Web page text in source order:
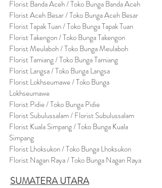
Florist Banda Aceh / Toko Bunga Banda Aceh
Florist Aceh Besar / Toko Bunga Aceh Besar
Florist Tapak Tuan / Toko Bunga Tapak Tuan
Florist Takengon / Toko Bunga Takengon
Florist Meulaboh / Toko Bunga Meulaboh
Florist Tamiang / Toko Bunga Tamiang
Florist Langsa / Toko Bunga Langsa
Florist Lokhseumawe / Toko Bunga
Lokhseumawe
Florist Pidie / Toko Bunga Pidie
Florist Subulussalam / Florist Subulussalam
Florist Kuala Simpang / Toko Bunga Kuala
Simpang
Florist Lhoksukon / Toko Bunga Lhoksukon
Florist Nagan Raya / Toko Bunga Nagan Raya
SUMATERA UTARA